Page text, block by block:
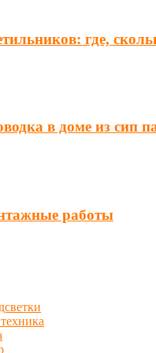
где,
в доме из сип
работы